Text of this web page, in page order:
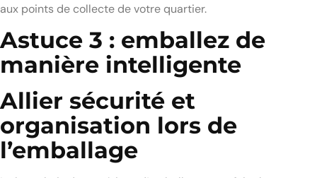
aux points de collecte de votre quartier.
Astuce 3 : emballez de
manière intelligente
Allier sécurité et
organisation lors de
l’emballage